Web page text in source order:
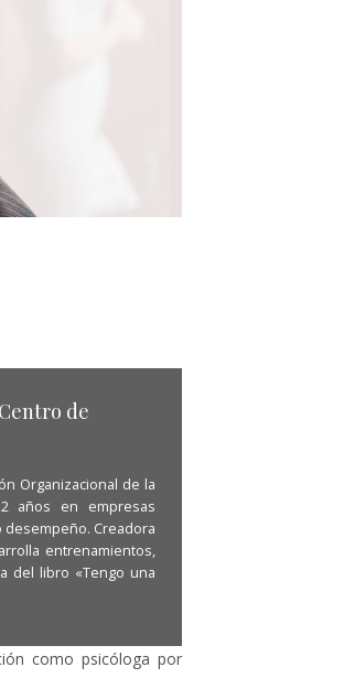
de
Organizacional de la
años en empresas
desempeño. Creadora
entrenamientos,
del libro «Tengo una
como psicóloga por